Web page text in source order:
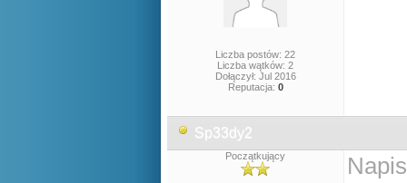
Liczba postów: 22
Liczba wątków: 2
Dołączył: Jul 2016
Reputacja: 0
Sp33dy2
Początkujący